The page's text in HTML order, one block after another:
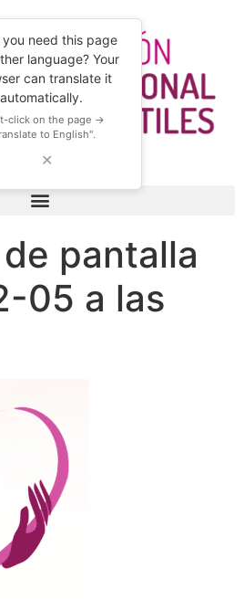
you need this page
language? Your
can translate it
automatically.
click on the page →
to English".
✕
pantalla
05 a las